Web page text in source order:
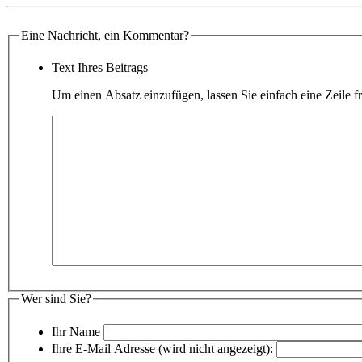
Eine Nachricht, ein Kommentar?
Text Ihres Beitrags
Um einen Absatz einzufügen, lassen Sie einfach eine Zeile
Wer sind Sie?
Ihr Name
Ihre E-Mail Adresse (wird nicht angezeigt):